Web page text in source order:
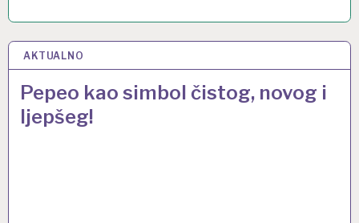
AKTUALNO
Pepeo kao simbol čistog, novog i
ljepšeg!
1 OŽU 2017